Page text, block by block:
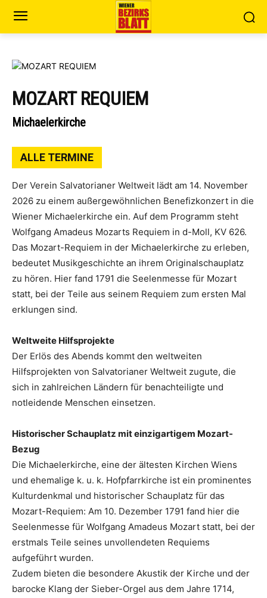
MOZART REQUIEM
Michaelerkirche
ALLE TERMINE
Der Verein Salvatorianer Weltweit lädt am 14. November
2026 zu einem außergewöhnlichen Benefizkonzert in die
Wiener Michaelerkirche ein. Auf dem Programm steht
Wolfgang Amadeus Mozarts Requiem in d-Moll, KV 626.
Das Mozart-Requiem in der Michaelerkirche zu erleben,
bedeutet Musikgeschichte an ihrem Originalschauplatz
zu hören. Hier fand 1791 die Seelenmesse für Mozart
statt, bei der Teile aus seinem Requiem zum ersten Mal
erklungen sind.
Weltweite Hilfsprojekte
Der Erlös des Abends kommt den weltweiten
Hilfsprojekten von Salvatorianer Weltweit zugute, die
sich in zahlreichen Ländern für benachteiligte und
notleidende Menschen einsetzen.
Historischer Schauplatz mit einzigartigem Mozart-
Bezug
Die Michaelerkirche, eine der ältesten Kirchen Wiens
und ehemalige k. u. k. Hofpfarrkirche ist ein prominentes
Kulturdenkmal und historischer Schauplatz für das
Mozart-Requiem: Am 10. Dezember 1791 fand hier die
Seelenmesse für Wolfgang Amadeus Mozart statt, bei der
erstmals Teile seines unvollendeten Requiems
aufgeführt wurden.
Zudem bieten die besondere Akustik der Kirche und der
barocke Klang der Sieber-Orgel aus dem Jahre 1714,